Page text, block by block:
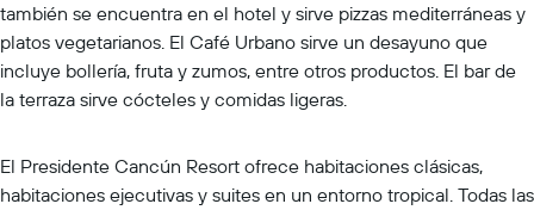
también se encuentra en el hotel y sirve pizzas mediterráneas y
platos vegetarianos. El Café Urbano sirve un desayuno que
incluye bollería, fruta y zumos, entre otros productos. El bar de
la terraza sirve cócteles y comidas ligeras.
El Presidente Cancún Resort ofrece habitaciones clásicas,
habitaciones ejecutivas y suites en un entorno tropical. Todas las